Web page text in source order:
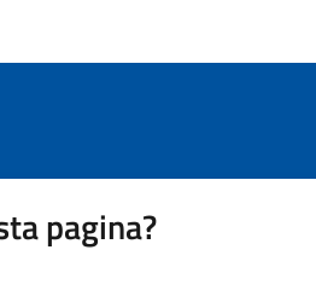
pagina?